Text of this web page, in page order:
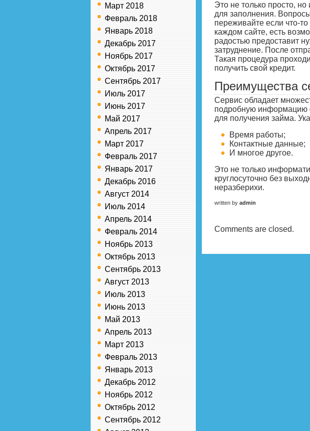
Март 2018
Февраль 2018
Январь 2018
Декабрь 2017
Ноябрь 2017
Октябрь 2017
Сентябрь 2017
Июль 2017
Июнь 2017
Май 2017
Апрель 2017
Март 2017
Февраль 2017
Январь 2017
Декабрь 2016
Август 2014
Июль 2014
Апрель 2014
Февраль 2014
Ноябрь 2013
Октябрь 2013
Сентябрь 2013
Август 2013
Июль 2013
Июнь 2013
Май 2013
Апрель 2013
Март 2013
Февраль 2013
Январь 2013
Декабрь 2012
Ноябрь 2012
Октябрь 2012
Сентябрь 2012
Это не только просто,
для заполнения.
переживайте если что-
каждом сайте, есть
радостью предоставит
затруднение. После
Такая процедура
получить свой кредит.
Преимущества
Сервис обладает
подробную информацию
для получения займа.
Время работы;
Контактные данные;
И многое другое.
Это не только
круглосуточно без
неразберихи.
written by admin
Comments are closed.